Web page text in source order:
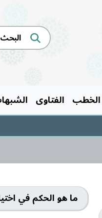
الخطب الفتاوى
ما هو الحكم في